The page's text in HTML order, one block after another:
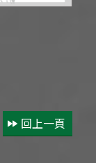
回上一頁